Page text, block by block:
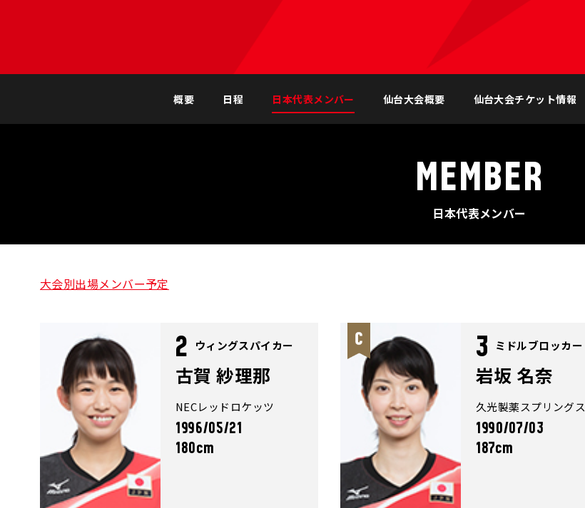
概要 日程 日本代表メンバー 仙台大会概要 仙台大会チケット情報
MEMBER
日本代表メンバー
大会別出場メンバー予定
2 ウィングスパイカー
古賀 紗理那
NECレッドロケッツ
1996/05/21
180cm
3 ミドルブロッカー
岩坂 名奈
久光製薬スプリングス
1990/07/03
187cm